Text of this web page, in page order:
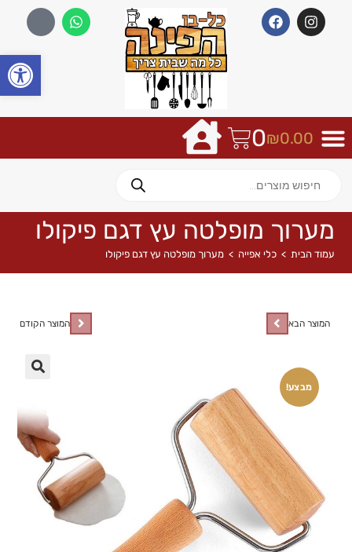
₪0.00
0
מערוך מופלטה עץ דגם פיקולו
עמוד הבית > כלי אפייה > מערוך מופלטה עץ דגם פיקולו
מבצע!
המוצר הקודם המוצר הבא